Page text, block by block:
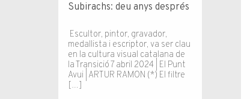
Subirachs: deu anys després
Escultor, pintor, gravador,
medallista i escriptor, va ser clau
en la cultura visual catalana de
la Transició 7 abril 2024 | El Punt
Avui | ARTUR RAMON (*) El fil­tre
[…]